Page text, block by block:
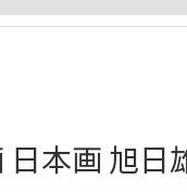
本画 旭